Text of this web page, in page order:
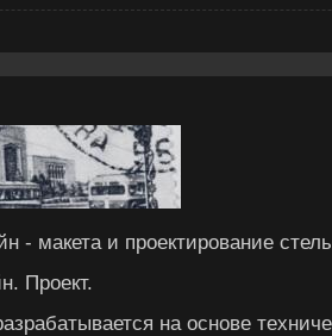
- макета и проектирование
Проект.
на основе